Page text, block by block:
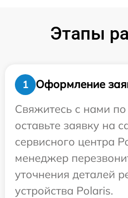
Этапы
1
Оформление
Свяжитесь с нами
оставьте заявку на
сервисного центра
менеджер
уточнения деталей
устройства Polaris.